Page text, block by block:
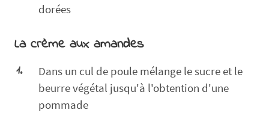
dorées
La crème aux amandes
Dans un cul de poule mélange le sucre et le
beurre végétal jusqu'à l'obtention d'une
pommade